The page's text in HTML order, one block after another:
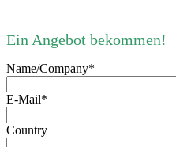
Ein Angebot bekommen!
Name/Company*
E-Mail*
Country